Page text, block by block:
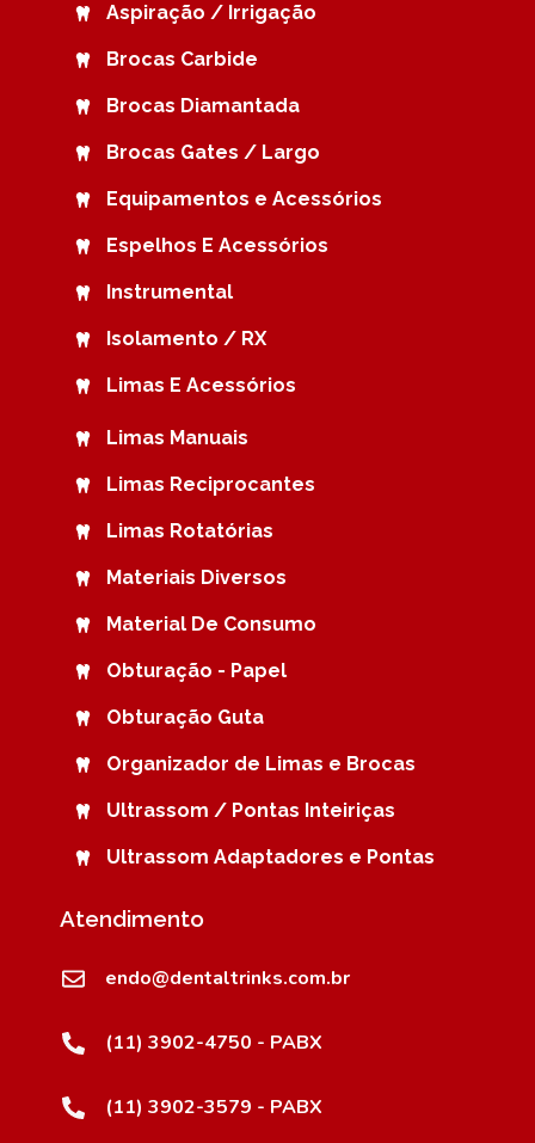
Aspiração / Irrigação
Brocas Carbide
Brocas Diamantada
Brocas Gates / Largo
Equipamentos e Acessórios
Espelhos E Acessórios
Instrumental
Isolamento / RX
Limas E Acessórios
Limas Manuais
Limas Reciprocantes
Limas Rotatórias
Materiais Diversos
Material De Consumo
Obturação - Papel
Obturação Guta
Organizador de Limas e Brocas
Ultrassom / Pontas Inteiriças
Ultrassom Adaptadores e Pontas
Atendimento
endo@dentaltrinks.com.br
(11) 3902-4750 - PABX
(11) 3902-3579 - PABX